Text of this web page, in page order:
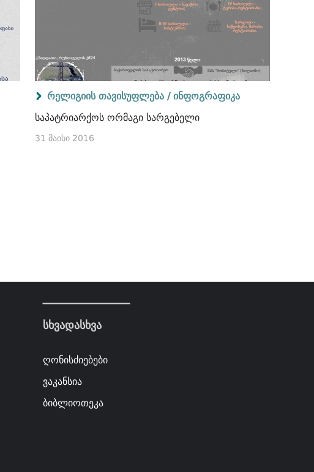
რელიგიის თავისუფლება / ინფოგრაფიკა
საპატრიარქოს ორმაგი სარგებელი
31 მაისი 2016
სხვადასხვა
ღონისძიებები
ვაკანსია
ბიბლიოთეკა